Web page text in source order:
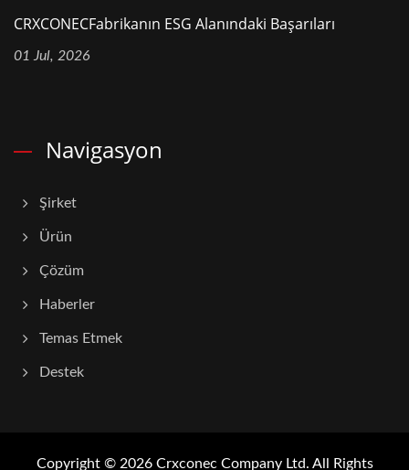
CRXCONECFabrikanın ESG Alanındaki Başarıları
01 Jul, 2026
Navigasyon
Şirket
Ürün
Çözüm
Haberler
Temas Etmek
Destek
Copyright © 2026 Crxconec Company Ltd. All Rights